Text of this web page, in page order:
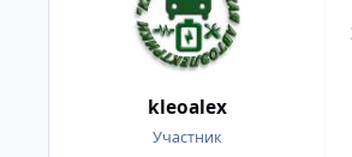
kleoalex
Участник